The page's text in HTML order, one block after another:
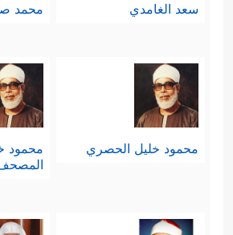
سعد الغامدي محمد
محمود خليل الحصري
محمود